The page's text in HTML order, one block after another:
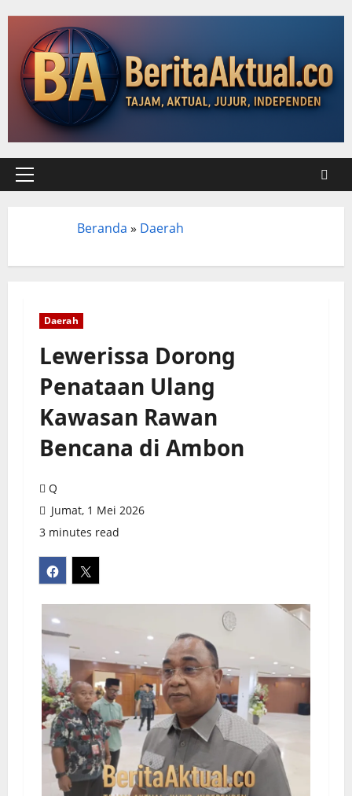
Beranda » Daerah
Daerah
Lewerissa Dorong
Penataan Ulang
Kawasan Rawan
Bencana di Ambon
Q
Jumat, 1 Mei 2026
3 minutes read